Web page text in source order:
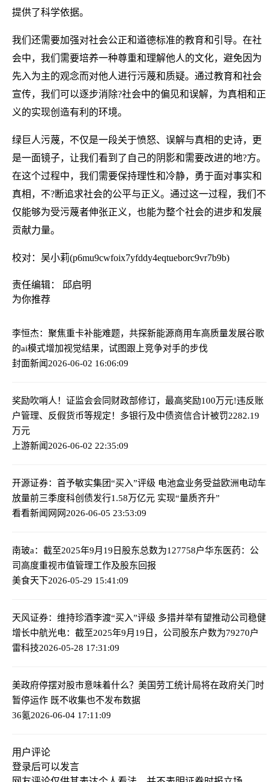
提供了科学依据。
我们还需要加强对社会公正和道德标准的教育和引导。在社
会中，我们需要培养一种尊重和理解他人的文化，避免因为
先入为主的观念而对他人进行污蔑和质疑。通过教育和社会
宣传，我们可以逐步消除?社会中的偏见和误解，为真相和正
义的实现创造有利的环境。
绿巨人污蔑，不仅是一段关于愤怒、误解与真相的史诗，更
是一面镜子，让我们看到了自己的阴影和需要改进的地?方。
在这个过程中，我们需要保持理性和冷静，勇于面对事实和
真相，不?断追求社会的公平与正义。通过这一过程，我们不
仅能够为受污蔑者伸张正义，也能为整个社会的进步和发展
贡献力量。
校对：吴小莉(p6mu9cwfoix7yfddy4eqtueborc9vr7b9b)
责任编辑： 邱启明
为你推荐
李恒杰：聚焦重卡补能难题，共探新能源商用车高质量发展谷歌
的ai模式增加视觉结果，试图跟上竞争对手的步伐
封面新闻2026-06-02 16:06:09
奖励吹哨人！证监会会同财政部修订，最高奖励100万元!违反账
户管理、反假货币等规定！多银行及中债资信合计被罚2282.19
万元
上游新闻2026-06-02 22:35:09
开源证券：首予敏实集团“买入”评级 电池盒业务受益欧洲电动车
放量前三季度科创债发行1.58万亿元 实现“量质齐升”
看看新闻网网2026-06-05 23:53:09
南玻a：截至2025年9月19日股东总数为127758户华东医药：公
司高度重视市值管理工作及股东回报
美食天下2026-05-29 15:41:09
天风证券：维持珍酒李渡“买入”评级 多措并举有望推动公司稳健
增长中航光电：截至2025年9月19日，公司股东户数为79270户
雷科技2026-05-28 17:31:09
美政府停摆对股市意味着什么？ 美国劳工统计局将在政府关门时
暂停运作 既不收集也不发布数据
36氪2026-06-04 17:11:09
用户评论
登录后可以发言